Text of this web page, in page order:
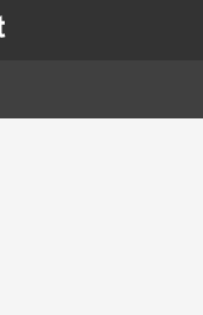
finestra.